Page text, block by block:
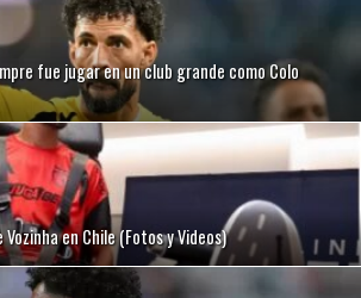
fue jugar en un club grande como Colo
en Chile (Fotos y Videos)